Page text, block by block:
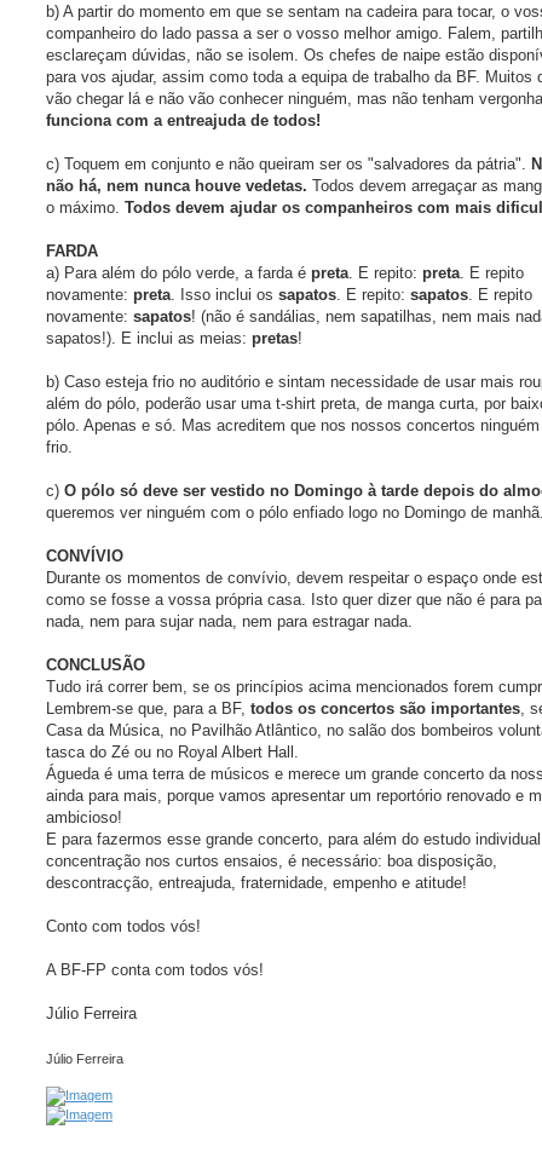
b) A partir do momento em que se sentam na cadeira para tocar, o
companheiro do lado passa a ser o vosso melhor amigo. Falem,
esclareçam dúvidas, não se isolem. Os chefes de naipe estão
para vos ajudar, assim como toda a equipa de trabalho da BF. Muitos
vão chegar lá e não vão conhecer ninguém, mas não tenham
funciona com a entreajuda de todos!
c) Toquem em conjunto e não queiram ser os "salvadores da pátria".
não há, nem nunca houve vedetas. Todos devem arregaçar as
o máximo. Todos devem ajudar os companheiros com mais
FARDA
a) Para além do pólo verde, a farda é preta. E repito: preta. E repito
novamente: preta. Isso inclui os sapatos. E repito: sapatos. E repito
novamente: sapatos! (não é sandálias, nem sapatilhas, nem mais
sapatos!). E inclui as meias: pretas!
b) Caso esteja frio no auditório e sintam necessidade de usar mais
além do pólo, poderão usar uma t-shirt preta, de manga curta, por
pólo. Apenas e só. Mas acreditem que nos nossos concertos
frio.
c) O pólo só deve ser vestido no Domingo à tarde depois do
queremos ver ninguém com o pólo enfiado logo no Domingo de
CONVÍVIO
Durante os momentos de convívio, devem respeitar o espaço onde
como se fosse a vossa própria casa. Isto quer dizer que não é para
nada, nem para sujar nada, nem para estragar nada.
CONCLUSÃO
Tudo irá correr bem, se os princípios acima mencionados forem
Lembrem-se que, para a BF, todos os concertos são importantes,
Casa da Música, no Pavilhão Atlântico, no salão dos bombeiros
tasca do Zé ou no Royal Albert Hall.
Águeda é uma terra de músicos e merece um grande concerto da
ainda para mais, porque vamos apresentar um reportório renovado e
ambicioso!
E para fazermos esse grande concerto, para além do estudo
concentração nos curtos ensaios, é necessário: boa disposição,
descontracção, entreajuda, fraternidade, empenho e atitude!
Conto com todos vós!
A BF-FP conta com todos vós!
Júlio Ferreira
Júlio Ferreira